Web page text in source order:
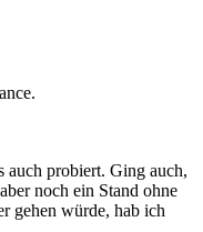
probiert. Ging auch,
noch ein Stand ohne
gehen würde, hab ich